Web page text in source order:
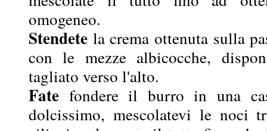
omogeneo.
Stendete la crema ottenuta sulla
con le mezze albicocche,
tagliato verso l'alto.
Fate fondere il burro in una
dolcissimo, mescolatevi le noci